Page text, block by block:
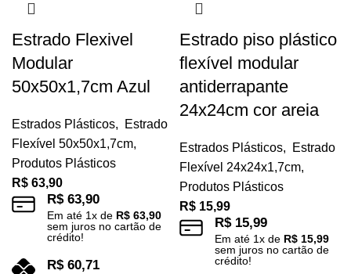
Estrado Flexivel
Modular
50x50x1,7cm Azul
Estrados Plásticos,
Estrado
Flexível 50x50x1,7cm,
Produtos Plásticos
R$ 63,90
R$63,90
Em até 1x de R$ 63,90
sem juros no cartão de
crédito!
R$60,71
Estrado piso plástico
flexível modular
antiderrapante
24x24cm cor areia
Estrados Plásticos,
Estrado
Flexível 24x24x1,7cm,
Produtos Plásticos
R$ 15,99
R$15,99
Em até 1x de R$ 15,99
sem juros no cartão de
crédito!